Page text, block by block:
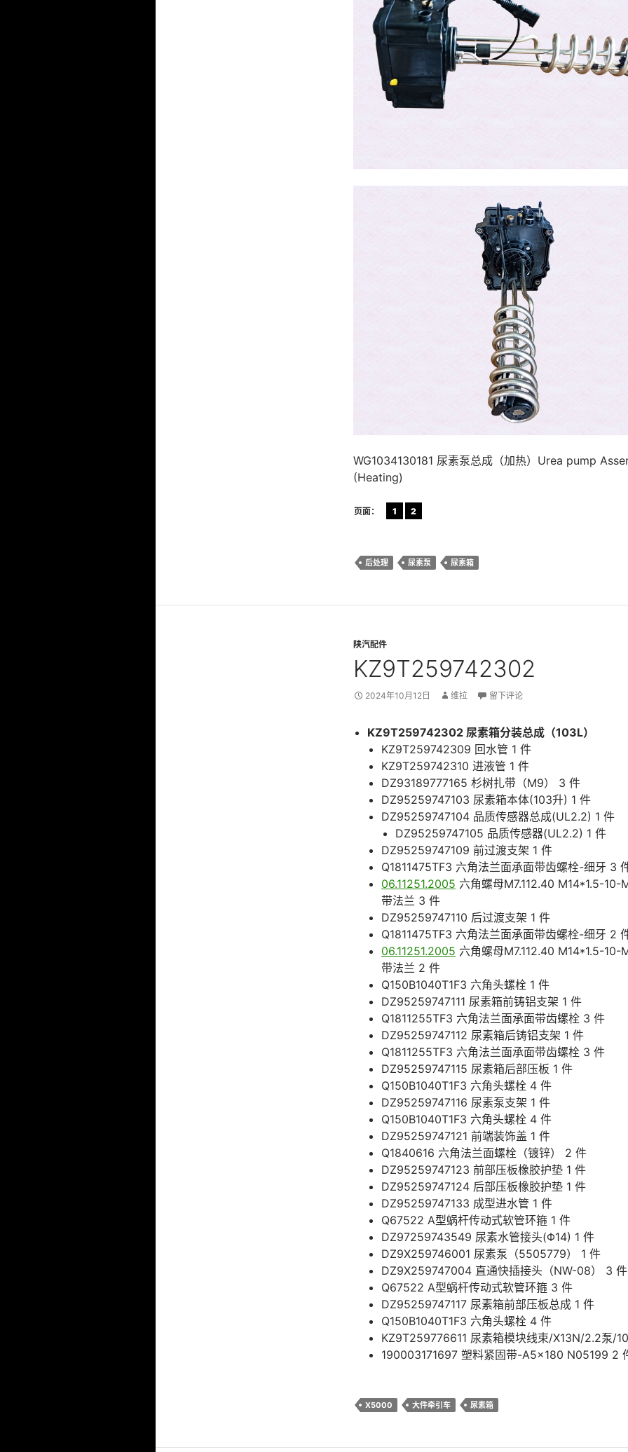
WG1034130181 尿素泵总成（加热）Urea pump
(Heating)
页面： 1 2
后处理 尿素泵 尿素箱
陕汽配件
KZ9T259742302
2024年10月12日 维拉 留下评论
KZ9T259742302 尿素箱分装总成（103L）
KZ9T259742309 回水管 1 件
KZ9T259742310 进液管 1 件
DZ93189777165 杉树扎带（M9） 3 件
DZ95259747103 尿素箱本体(103升) 1 件
DZ95259747104 品质传感器总成(UL2.2) 1 件
DZ95259747105 品质传感器(UL2.2) 1 件
DZ95259747109 前过渡支架 1 件
Q1811475TF3 六角法兰面承面带齿螺栓-细牙 3
06.11251.2005 六角螺母M7.112.40 M14*1.5-10-
带法兰 3 件
DZ95259747110 后过渡支架 1 件
Q1811475TF3 六角法兰面承面带齿螺栓-细牙 2
06.11251.2005 六角螺母M7.112.40 M14*1.5-10-
带法兰 2 件
Q150B1040T1F3 六角头螺栓 1 件
DZ95259747111 尿素箱前铸铝支架 1 件
Q1811255TF3 六角法兰面承面带齿螺栓 3 件
DZ95259747112 尿素箱后铸铝支架 1 件
Q1811255TF3 六角法兰面承面带齿螺栓 3 件
DZ95259747115 尿素箱后部压板 1 件
Q150B1040T1F3 六角头螺栓 4 件
DZ95259747116 尿素泵支架 1 件
Q150B1040T1F3 六角头螺栓 4 件
DZ95259747121 前端装饰盖 1 件
Q1840616 六角法兰面螺栓（镀锌） 2 件
DZ95259747123 前部压板橡胶护垫 1 件
DZ95259747124 后部压板橡胶护垫 1 件
DZ95259747133 成型进水管 1 件
Q67522 A型蜗杆传动式软管环箍 1 件
DZ97259743549 尿素水管接头(Φ14) 1 件
DZ9X259746001 尿素泵（5505779） 1 件
DZ9X259747004 直通快插接头（NW-08） 3 件
Q67522 A型蜗杆传动式软管环箍 3 件
DZ95259747117 尿素箱前部压板总成 1 件
Q150B1040T1F3 六角头螺栓 4 件
KZ9T259776611 尿素箱模块线束/X13N/2.2泵/
190003171697 塑料紧固带-A5×180 N05199 2
X5000 大件牵引车 尿素箱